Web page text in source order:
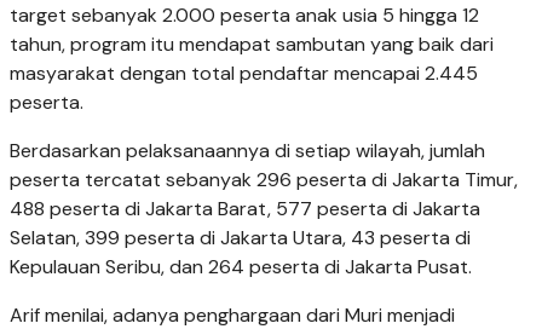
target sebanyak 2.000 peserta anak usia 5 hingga 12
tahun, program itu mendapat sambutan yang baik dari
masyarakat dengan total pendaftar mencapai 2.445
peserta.
Berdasarkan pelaksanaannya di setiap wilayah, jumlah
peserta tercatat sebanyak 296 peserta di Jakarta Timur,
488 peserta di Jakarta Barat, 577 peserta di Jakarta
Selatan, 399 peserta di Jakarta Utara, 43 peserta di
Kepulauan Seribu, dan 264 peserta di Jakarta Pusat.
Arif menilai, adanya penghargaan dari Muri menjadi